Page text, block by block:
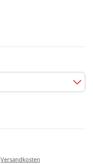
Versandkosten